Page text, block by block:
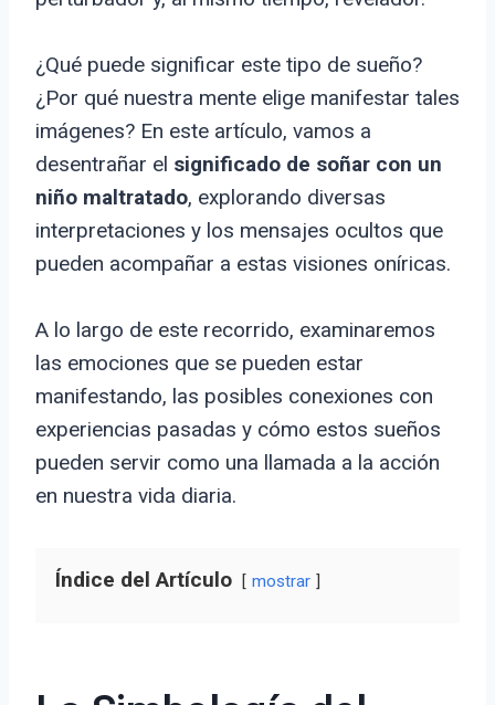
¿Qué puede significar este tipo de sueño?
¿Por qué nuestra mente elige manifestar tales
imágenes? En este artículo, vamos a
desentrañar el significado de soñar con un
niño maltratado, explorando diversas
interpretaciones y los mensajes ocultos que
pueden acompañar a estas visiones oníricas.
A lo largo de este recorrido, examinaremos
las emociones que se pueden estar
manifestando, las posibles conexiones con
experiencias pasadas y cómo estos sueños
pueden servir como una llamada a la acción
en nuestra vida diaria.
Índice del Artículo mostrar